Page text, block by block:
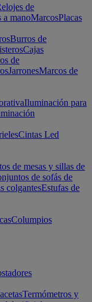
de
a manoMarcosPlacas
Burros de
Cajas
de
JarronesMarcos de
Iluminación para
Cintas Led
de mesas y sillas de
de sofás de
colgantesEstufas de
Columpios
Termómetros y